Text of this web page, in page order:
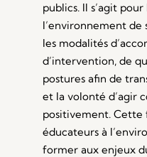
publics. Il s’agit
l’environnement de
les modalités
d’intervention, de
postures afin de
et la volonté d’agir
positivement. Cette
éducateurs à
former aux enjeux